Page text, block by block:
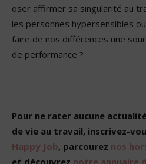
oser affirmer sa singularité au
les personnes hypersensibles
faire de nos différences une
de performance ?
Pour ne rater aucune
de vie au travail, inscrivez-
Happy Job, parcourez nos
et découvrez notre annuaire